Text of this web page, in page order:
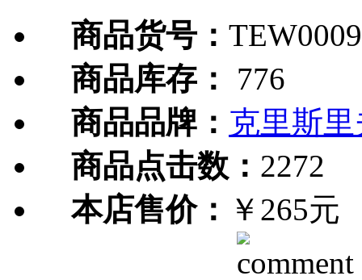
商品货号：
商品库存：
776
商品品牌： 克里斯里
商品点击数： 2272
本店售价： ￥265元